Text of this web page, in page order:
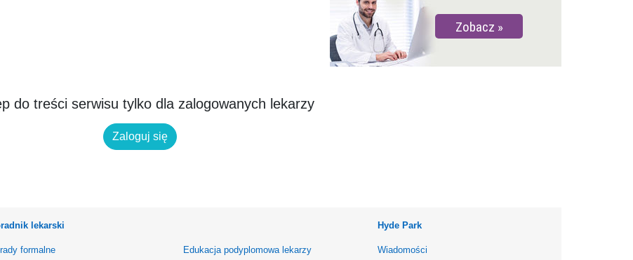
do treści serwisu tylko dla zalogowanych lekarzy
Zaloguj się
Zobacz
lekarski
formalne Edukacja podyplomowa lekarzy
Hyde Park
Wiadomości